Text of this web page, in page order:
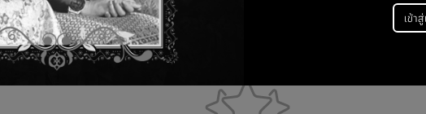
คะแนนและรีวิวสินค้า
เข้า